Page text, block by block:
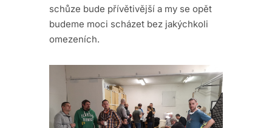
schůze bude přívětivější a my se opět
budeme moci scházet bez jakýchkoli
omezeních.